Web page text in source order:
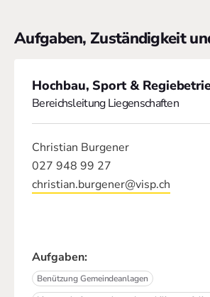
Aufgaben, Zuständigkeit
Hochbau, Sport &
Bereichsleitung Liegenschaften
Christian Burgener
027 948 99 27
christian.burgener@visp.ch
Aufgaben:
Benützung Gemeindeanlagen